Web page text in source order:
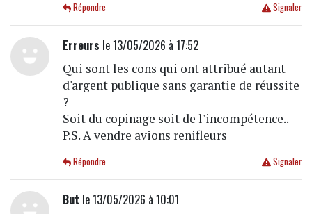
Signaler
Répondre
Erreurs le 13/05/2026 à 17:52
Qui sont les cons qui ont attribué autant
d'argent publique sans garantie de réussite
?
Soit du copinage soit de l'incompétence..
P.S. A vendre avions renifleurs
Signaler
Répondre
But le 13/05/2026 à 10:01